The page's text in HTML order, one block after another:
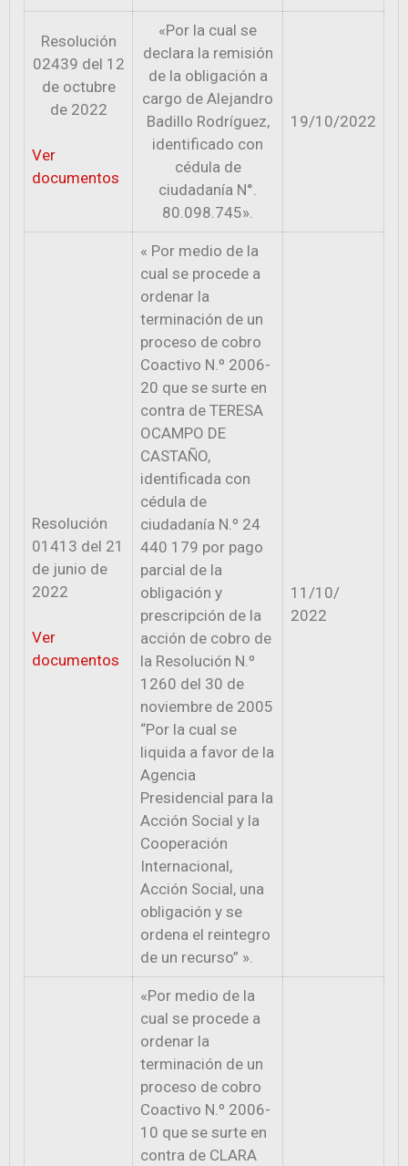
Resolución
02439 del 12
de octubre
de 2022
Ver
documentos
«Por la cual se
declara la remisión
de la obligación a
cargo de Alejandro
Badillo Rodríguez,
identificado con
cédula de
ciudadanía N°.
80.098.745».
19/10/2022
Resolución
01413 del 21
de junio de
2022
Ver
documentos
« Por medio de la
cual se procede a
ordenar la
terminación de un
proceso de cobro
Coactivo N.º 2006-
20 que se surte en
contra de TERESA
OCAMPO DE
CASTAÑO,
identificada con
cédula de
ciudadanía N.º 24
440 179 por pago
parcial de la
obligación y
prescripción de la
acción de cobro de
la Resolución N.º
1260 del 30 de
noviembre de 2005
“Por la cual se
liquida a favor de la
Agencia
Presidencial para la
Acción Social y la
Cooperación
Internacional,
Acción Social, una
obligación y se
ordena el reintegro
de un recurso” ».
11/10/
2022
«Por medio de la
cual se procede a
ordenar la
terminación de un
proceso de cobro
Coactivo N.º 2006-
10 que se surte en
contra de CLARA